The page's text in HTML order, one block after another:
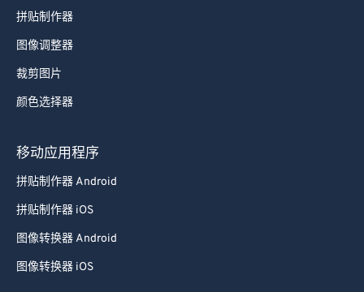
拼贴制作器
图像调整器
裁剪图片
颜色选择器
移动应用程序
拼贴制作器 Android
拼贴制作器 iOS
图像转换器 Android
图像转换器 iOS